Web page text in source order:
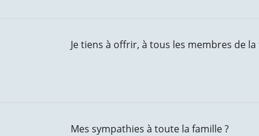
Je tiens à offrir, à tous les membres de
Mes sympathies à toute la famille ?